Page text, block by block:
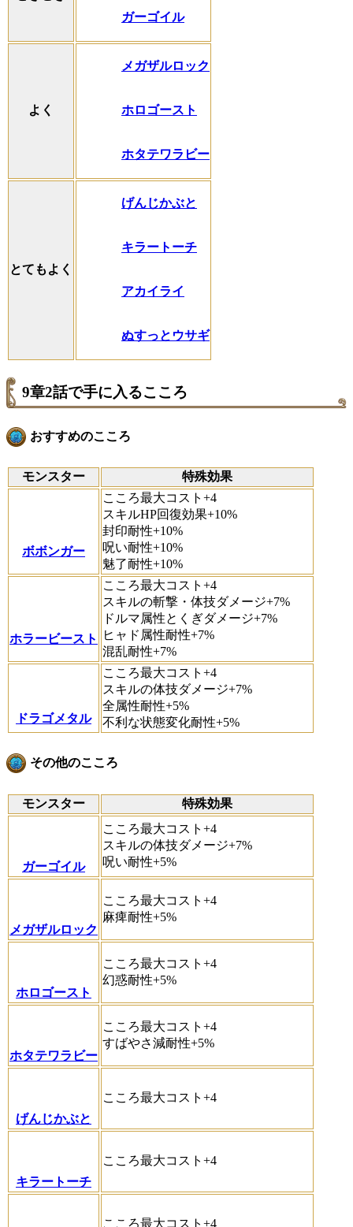
ガーゴイル
よく
メガザルロック
ホロゴースト
ホタテワラビー
とてもよく
げんじかぶと
キラートーチ
アカイライ
ぬすっとウサギ
9章2話で手に入るこころ
おすすめのこころ
モンスター 特殊効果
ボボンガー
こころ最大コスト+4
スキルHP回復効果+10%
封印耐性+10%
呪い耐性+10%
魅了耐性+10%
ホラービースト
こころ最大コスト+4
スキルの斬撃・体技ダメージ+7%
ドルマ属性とくぎダメージ+7%
ヒャド属性耐性+7%
混乱耐性+7%
ドラゴメタル
こころ最大コスト+4
スキルの体技ダメージ+7%
全属性耐性+5%
不利な状態変化耐性+5%
その他のこころ
モンスター 特殊効果
ガーゴイル
こころ最大コスト+4
スキルの体技ダメージ+7%
呪い耐性+5%
メガザルロック
こころ最大コスト+4
麻痺耐性+5%
ホロゴースト
こころ最大コスト+4
幻惑耐性+5%
ホタテワラビー
こころ最大コスト+4
すばやさ減耐性+5%
げんじかぶと
こころ最大コスト+4
キラートーチ
こころ最大コスト+4
こころ最大コスト+4